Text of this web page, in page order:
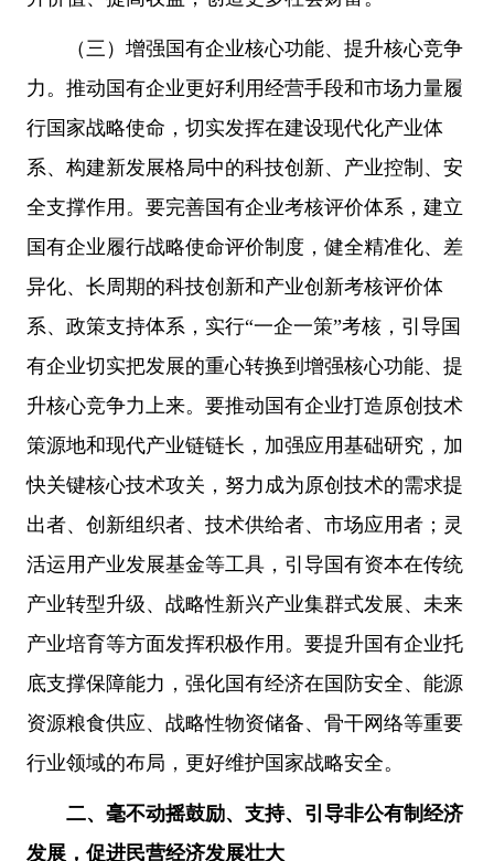
（三）增强国有企业核心功能、提升核心竞争
力。推动国有企业更好利用经营手段和市场力量履
行国家战略使命，切实发挥在建设现代化产业体
系、构建新发展格局中的科技创新、产业控制、安
全支撑作用。要完善国有企业考核评价体系，建立
国有企业履行战略使命评价制度，健全精准化、差
异化、长周期的科技创新和产业创新考核评价体
系、政策支持体系，实行“一企一策”考核，引导国
有企业切实把发展的重心转换到增强核心功能、提
升核心竞争力上来。要推动国有企业打造原创技术
策源地和现代产业链链长，加强应用基础研究，加
快关键核心技术攻关，努力成为原创技术的需求提
出者、创新组织者、技术供给者、市场应用者；灵
活运用产业发展基金等工具，引导国有资本在传统
产业转型升级、战略性新兴产业集群式发展、未来
产业培育等方面发挥积极作用。要提升国有企业托
底支撑保障能力，强化国有经济在国防安全、能源
资源粮食供应、战略性物资储备、骨干网络等重要
行业领域的布局，更好维护国家战略安全。
二、毫不动摇鼓励、支持、引导非公有制经济
发展，促进民营经济发展壮大